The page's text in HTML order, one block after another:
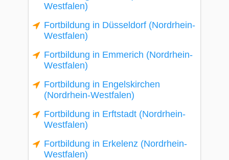
Westfalen)
Fortbildung in Düsseldorf (Nordrhein-
Westfalen)
Fortbildung in Emmerich (Nordrhein-
Westfalen)
Fortbildung in Engelskirchen
(Nordrhein-Westfalen)
Fortbildung in Erftstadt (Nordrhein-
Westfalen)
Fortbildung in Erkelenz (Nordrhein-
Westfalen)